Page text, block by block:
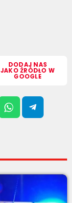
DODAJ NAS
JAKO ŹRÓDŁO W
GOOGLE